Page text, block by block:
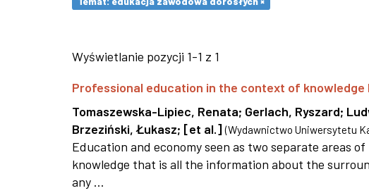
Wyświetlanie pozycji 1-1 z 1
Professional education in the context of
Tomaszewska-Lipiec, Renata; Gerlach, Ryszard;
Brzeziński, Łukasz; [et al.] (Wydawnictwo Uniwersytetu
Education and economy seen as two separate areas
knowledge that is all the information about the
any ...